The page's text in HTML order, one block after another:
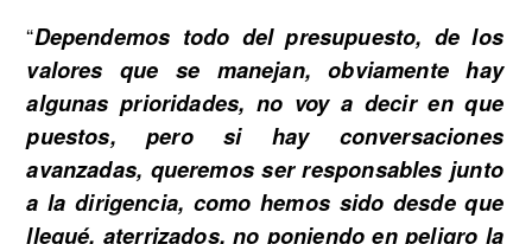
“Dependemos todo del presupuesto, de los
valores que se manejan, obviamente hay
algunas prioridades, no voy a decir en que
puestos, pero si hay conversaciones
avanzadas, queremos ser responsables junto
a la dirigencia, como hemos sido desde que
llegué, aterrizados, no poniendo en peligro la